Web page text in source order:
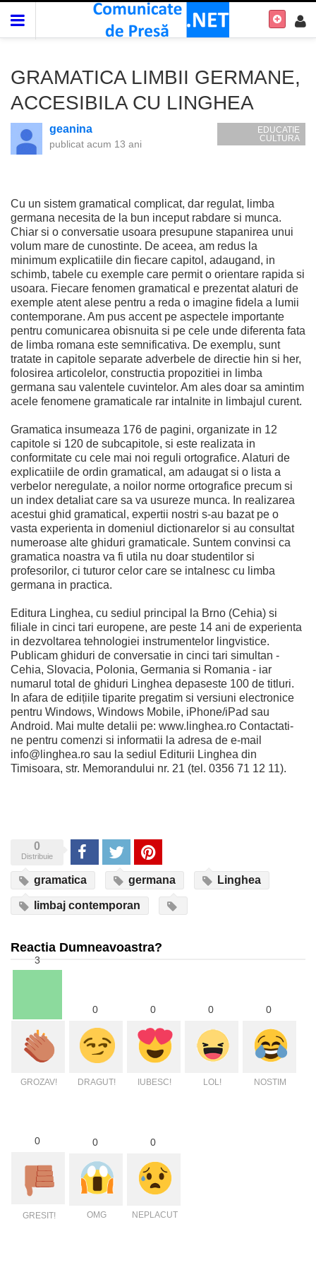
GRAMATICA LIMBII GERMANE,
ACCESIBILA CU LINGHEA
geanina
publicat acum 13 ani
EDUCATIE
CULTURA
Cu un sistem gramatical complicat, dar regulat, limba
germana necesita de la bun inceput rabdare si munca.
Chiar si o conversatie usoara presupune stapanirea unui
volum mare de cunostinte. De aceea, am redus la
minimum explicatiile din fiecare capitol, adaugand, in
schimb, tabele cu exemple care permit o orientare rapida si
usoara. Fiecare fenomen gramatical e prezentat alaturi de
exemple atent alese pentru a reda o imagine fidela a lumii
contemporane. Am pus accent pe aspectele importante
pentru comunicarea obisnuita si pe cele unde diferenta fata
de limba romana este semnificativa. De exemplu, sunt
tratate in capitole separate adverbele de directie hin si her,
folosirea articolelor, constructia propozitiei in limba
germana sau valentele cuvintelor. Am ales doar sa amintim
acele fenomene gramaticale rar intalnite in limbajul curent.
Gramatica insumeaza 176 de pagini, organizate in 12
capitole si 120 de subcapitole, si este realizata in
conformitate cu cele mai noi reguli ortografice. Alaturi de
explicatiile de ordin gramatical, am adaugat si o lista a
verbelor neregulate, a noilor norme ortografice precum si
un index detaliat care sa va usureze munca. In realizarea
acestui ghid gramatical, expertii nostri s-au bazat pe o
vasta experienta in domeniul dictionarelor si au consultat
numeroase alte ghiduri gramaticale. Suntem convinsi ca
gramatica noastra va fi utila nu doar studentilor si
profesorilor, ci tuturor celor care se intalnesc cu limba
germana in practica.
Editura Linghea, cu sediul principal la Brno (Cehia) si
filiale in cinci tari europene, are peste 14 ani de experienta
in dezvoltarea tehnologiei instrumentelor lingvistice.
Publicam ghiduri de conversatie in cinci tari simultan -
Cehia, Slovacia, Polonia, Germania si Romania - iar
numarul total de ghiduri Linghea depaseste 100 de titluri.
In afara de edițiile tiparite pregatim si versiuni electronice
pentru Windows, Windows Mobile, iPhone/iPad sau
Android. Mai multe detalii pe: www.linghea.ro Contactati-
ne pentru comenzi si informatii la adresa de e-mail
info@linghea.ro sau la sediul Editurii Linghea din
Timisoara, str. Memorandului nr. 21 (tel. 0356 71 12 11).
0
Distribuie Share Tweet Pinterest
gramatica germana Linghea
limbaj contemporan
Reactia Dumneavoastra?
3
GROZAV!
0
DRAGUT!
0
IUBESC!
0
LOL!
0
NOSTIM
0
GRESIT!
0
OMG
0
NEPLACUT